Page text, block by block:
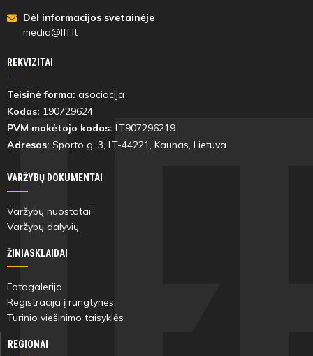
Dėl informacijos svetainėje
media@lff.lt
REKVIZITAI
Teisinė forma: asociacija
Kodas: 190729624
PVM mokėtojo kodas: LT907296219
Adresas: Sporto g. 3, LT-44221, Kaunas, Lietuva
VARŽYBŲ DOKUMENTAI
Varžybų nuostatai
Varžybų dalyvių
ŽINIASKLAIDAI
Fotogalerija
Registracija į rungtynes
Turinio viešinimo taisyklės
REGIONAI